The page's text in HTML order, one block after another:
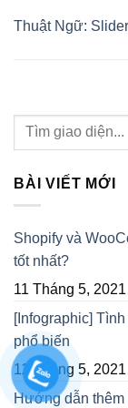
Thuật Ngữ: Slider
BÀI VIẾT MỚI
Shopify và
tốt nhất?
11 Tháng 5, 2021
[Infographic]
phổ biến
11 Tháng 5, 2021
Hướng dẫn thêm